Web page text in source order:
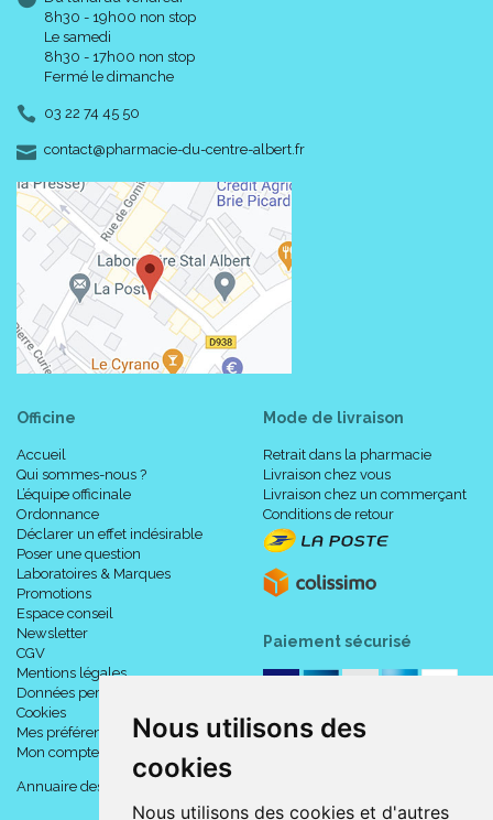
Nous utilisons des
cookies
Nous utilisons des cookies et d'autres
8h30 - 19h00 non stop
Le samedi
8h30 - 17h00 non stop
Fermé le dimanche
03 22 74 45 50
contact-
@-
pharmacie-du-centre-albert.fr
Officine
Accueil
Qui sommes-nous ?
L’équipe officinale
Ordonnance
Déclarer un effet indésirable
Poser une question
Laboratoires & Marques
Promotions
Espace conseil
Newsletter
CGV
Mentions légales
Données personnelles
Cookies
Mes préférences Cookies
Mon compte
Annuaire des pharmacies
Mode de livraison
Retrait dans la pharmacie
Livraison chez vous
Livraison chez un commerçant
Conditions de retour
Paiement sécurisé